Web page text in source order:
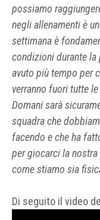
possiamo
negli allenamenti è
settimana è
condizioni durante
avuto più tempo per
verranno fuori tutte
Domani sarà
squadra che
facendo e che ha
per giocarci la
come stiamo sia
Di seguito il video